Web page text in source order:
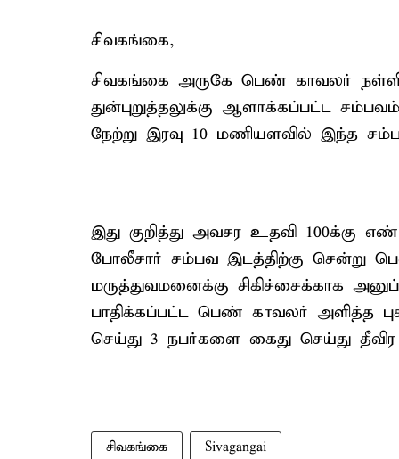
சிவகங்கை,
சிவகங்கை அருகே பெண் காவலர்
துன்புறுத்தலுக்கு ஆளாக்கப்பட்ட
நேற்று இரவு 10 மணியளவில் இந்த
இது குறித்து அவசர உதவி 100க்கு
போலீசார் சம்பவ இடத்திற்கு சென்று
மருத்துவமனைக்கு சிகிச்சைக்காக
பாதிக்கப்பட்ட பெண் காவலர் அளித்த
செய்து 3 நபர்களை கைது செய்து
சிவகங்கை Sivagangai